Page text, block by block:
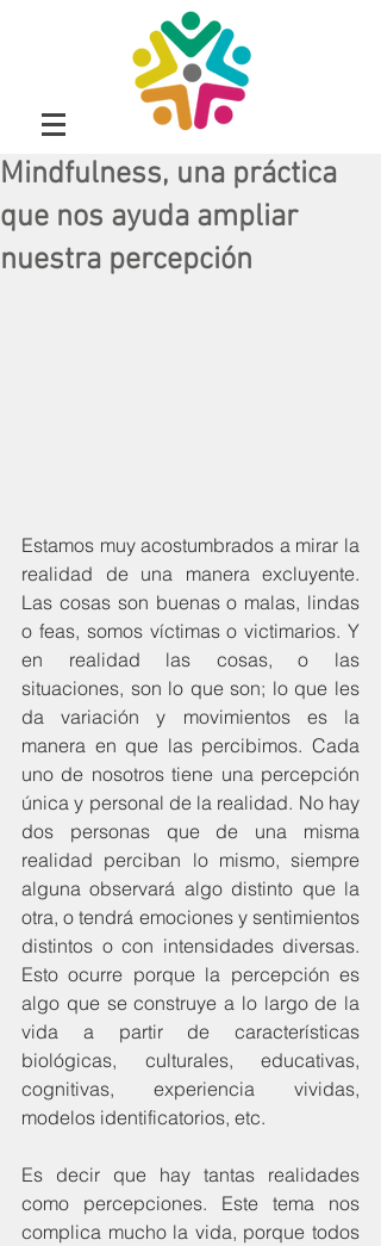
Mindfulness, una práctica
que nos ayuda ampliar
nuestra percepción
Estamos muy acostumbrados a mirar la
realidad de una manera excluyente.
Las cosas son buenas o malas, lindas
o feas, somos víctimas o victimarios. Y
en realidad las cosas, o las
situaciones, son lo que son; lo que les
da variación y movimientos es la
manera en que las percibimos. Cada
uno de nosotros tiene una percepción
única y personal de la realidad. No hay
dos personas que de una misma
realidad perciban lo mismo, siempre
alguna observará algo distinto que la
otra, o tendrá emociones y sentimientos
distintos o con intensidades diversas.
Esto ocurre porque la percepción es
algo que se construye a lo largo de la
vida a partir de características
biológicas, culturales, educativas,
cognitivas, experiencia vividas,
modelos identificatorios, etc.
Es decir que hay tantas realidades
como percepciones. Este tema nos
complica mucho la vida, porque todos